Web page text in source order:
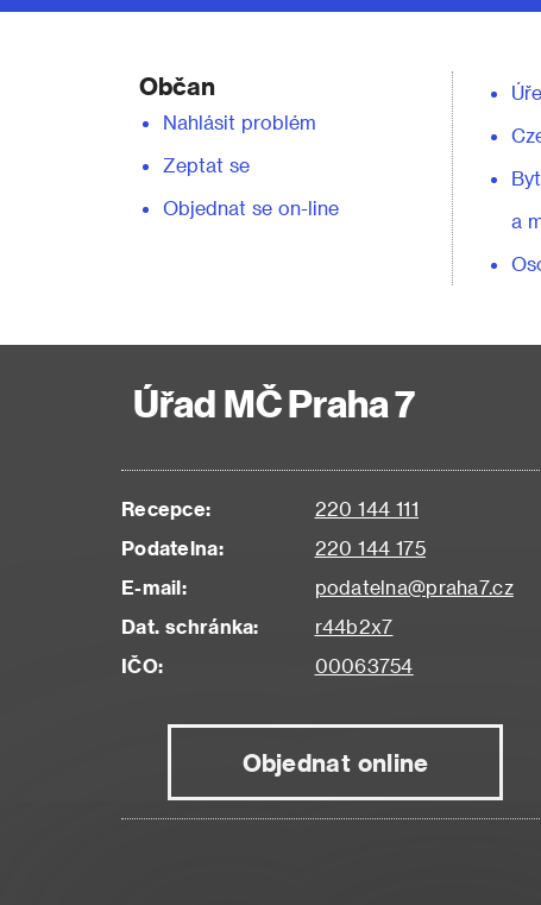
Občan
Nahlásit problém
Zeptat se
Objednat se on-line
a
Úřad MČ Praha 7
Recepce:
220 144 111
Podatelna:
220 144 175
E-mail:
podatelna@praha7.cz
Dat. schránka:
r44b2x7
IČO:
00063754
Objednat online